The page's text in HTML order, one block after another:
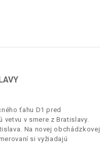
ťahu D1 pred
v smere z Bratislavy.
Na novej obchádzkovej
si vyžiadajú